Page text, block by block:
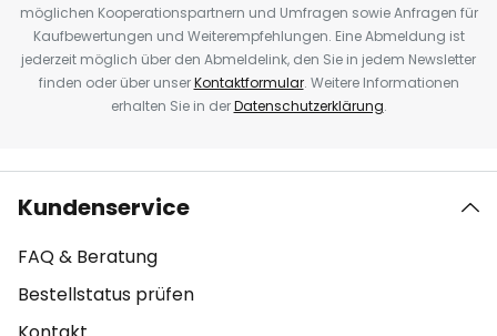
möglichen Kooperationspartnern und Umfragen sowie Anfragen für
Kaufbewertungen und Weiterempfehlungen. Eine Abmeldung ist
jederzeit möglich über den Abmeldelink, den Sie in jedem Newsletter
finden oder über unserKontaktformular. Weitere Informationen
erhalten Sie in derDatenschutzerklärung.
Kundenservice
FAQ & Beratung
Bestellstatus prüfen